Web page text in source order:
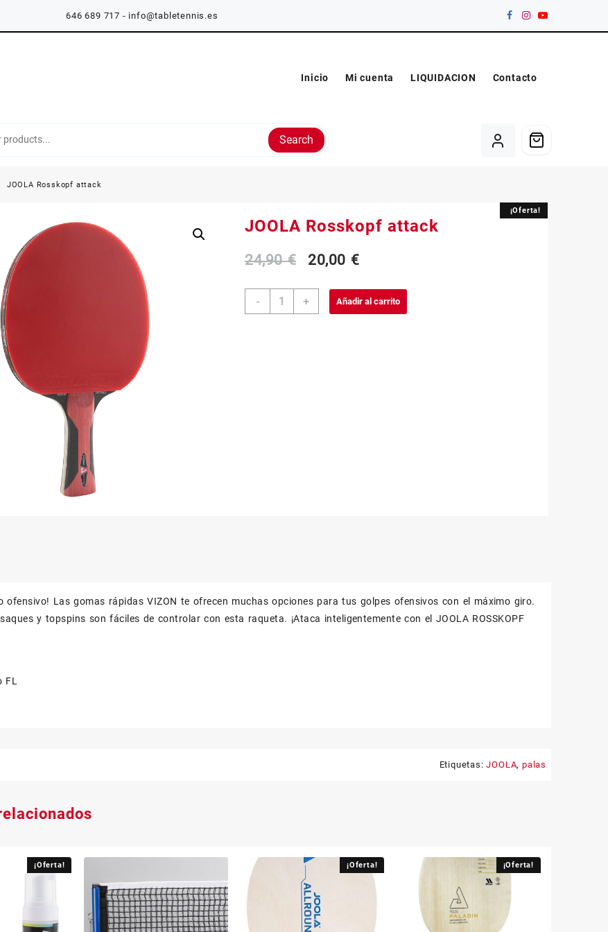
646 689 717 - info@tabletennis.es
Inicio Mi cuenta LIQUIDACION Contacto
Search
JOOLA Rosskopf attack
¡Oferta!
JOOLA Rosskopf attack
24,90€
El
precio
original
20,00 €El
precio
actual
-
JOOLA
+ Añadir al carrito
¡Oferta!
ofensivo! Las gomas rápidas VIZON te ofrecen muchas opciones para tus golpes ofensivos con el máximo giro.
y topspins son fáciles de controlar con esta raqueta. ¡Ataca inteligentemente con el JOOLA ROSSKOPF
FL
Etiquetas:JOOLA, palas
¡Oferta! ¡Oferta! ¡Oferta!